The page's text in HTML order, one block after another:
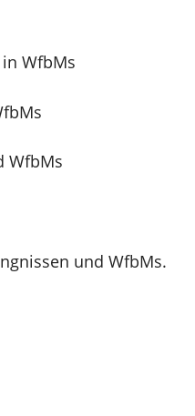
WfbMs
WfbMs
und WfbMs.